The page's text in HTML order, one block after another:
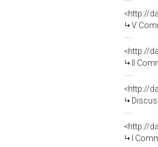
<http://
V
<http://
II
<http://
<http://
I